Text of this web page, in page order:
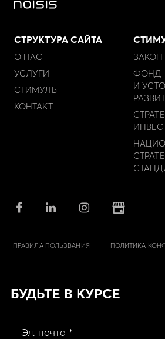
СТРУКТУРА САЙТА
О НАС
УСЛУГИ
СТИМУЛЫ
КОНТАКТ
ЗАКОН
ФОНД
И
ПРАВИЛА ПОЛЬЗВАНИЯ ПОЛИТИКА
БУДЬТЕ В КУРСЕ